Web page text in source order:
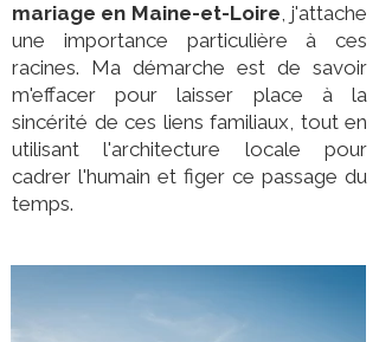
mariage en Maine-et-Loire, j'attache
une importance particulière à ces
racines. Ma démarche est de savoir
m'effacer pour laisser place à la
sincérité de ces liens familiaux, tout en
utilisant l'architecture locale pour
cadrer l'humain et figer ce passage du
temps.